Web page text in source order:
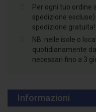
Per ogni tuo ordine
spedizione
spedizione gratuita!
NB: nelle isole o
quotidianamente
necessari fino a 3
Informazioni